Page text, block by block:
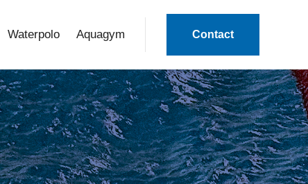
Waterpolo Aquagym Contact